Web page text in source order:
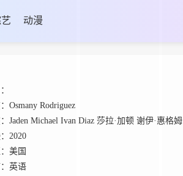
动漫
Osmany Rodriguez
Jaden Michael Ivan Diaz 莎拉·加顿 谢伊·惠格姆
2020
美国
英语